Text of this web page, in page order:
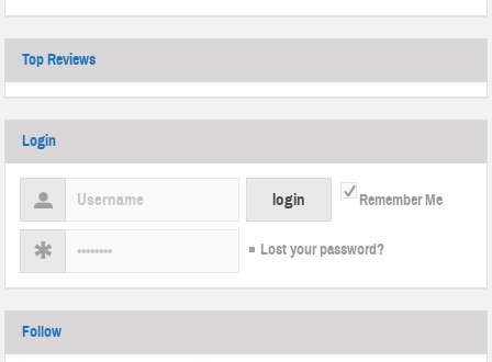
Top Reviews
Login
Remember Me
Lost your password?
Follow